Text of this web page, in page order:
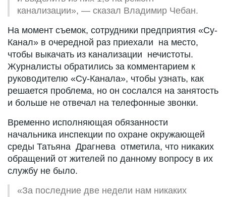
канализации», — сказал Владимир Чебан.
На момент съемок, сотрудники предприятия «Су-
Канал» в очередной раз приехали на место,
чтобы выкачать из канализации нечистоты.
Журналисты обратились за комментарием к
руководителю «Су-Канала», чтобы узнать, как
решается проблема, но он сослался на занятость
и больше не отвечал на телефонные звонки.
Временно исполняющая обязанности
начальника инспекции по охране окружающей
среды Татьяна Драгнева отметила, что никаких
обращений от жителей по данному вопросу в их
службу не было.
«За последние две недели нам никаких